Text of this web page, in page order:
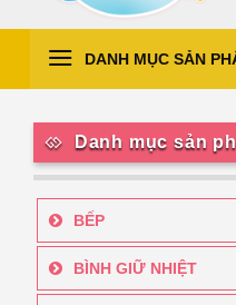
DANH MỤC SẢN
Danh mục sản
BẾP
BÌNH GIỮ NHIỆT